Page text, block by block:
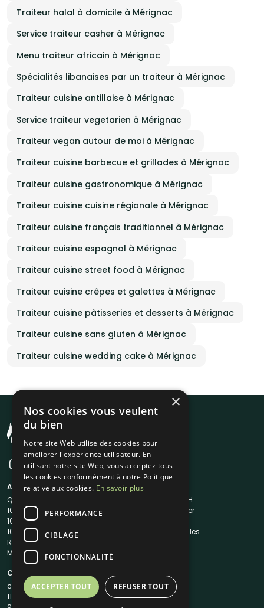
Traiteur halal à domicile à Mérignac
Service traiteur casher à Mérignac
Menu traiteur africain à Mérignac
Spécialités libanaises par un traiteur à Mérignac
Traiteur cuisine antillaise à Mérignac
Service traiteur vegetarien à Mérignac
Traiteur vegan autour de moi à Mérignac
Traiteur cuisine barbecue et grillades à Mérignac
Traiteur cuisine gastronomique à Mérignac
Traiteur cuisine cuisine régionale à Mérignac
Traiteur cuisine français traditionnel à Mérignac
Traiteur cuisine espagnol à Mérignac
Traiteur cuisine street food à Mérignac
Traiteur cuisine crêpes et galettes à Mérignac
Traiteur cuisine pâtisseries et desserts à Mérignac
Traiteur cuisine sans gluten à Mérignac
Traiteur cuisine wedding cake à Mérignac
A propos
Qui sommes-nous ?
1001Salles
1001Salles PRO
1001DJ
Reserverunbar
MP2
Liens utiles
Traiteur en 48H
Nous contacter
Mentions légales
Contacts
contact@1001traiteurs.com
11 Rue Maurice Grandcoing
×
Nos cookies vous veulent
du bien
Notre site Web utilise des cookies pour
améliorer l'expérience utilisateur. En
utilisant notre site Web, vous acceptez tous
les cookies conformément à notre Politique
relative aux cookies. En savoir plus
PERFORMANCE
CIBLAGE
FONCTIONNALITÉ
ACCEPTER TOUT REFUSER TOUT